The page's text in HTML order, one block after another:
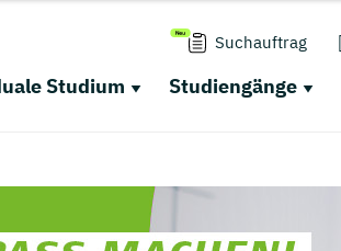
Suchauftrag
Studium Studiengänge